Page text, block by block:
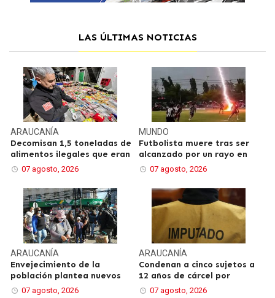
LAS ÚLTIMAS NOTICIAS
ARAUCANÍA
Decomisan 1,5 toneladas de
alimentos ilegales que eran
07 agosto, 2026
MUNDO
Futbolista muere tras ser
alcanzado por un rayo en
07 agosto, 2026
ARAUCANÍA
Envejecimiento de la
población plantea nuevos
07 agosto, 2026
ARAUCANÍA
Condenan a cinco sujetos a
12 años de cárcel por
07 agosto, 2026